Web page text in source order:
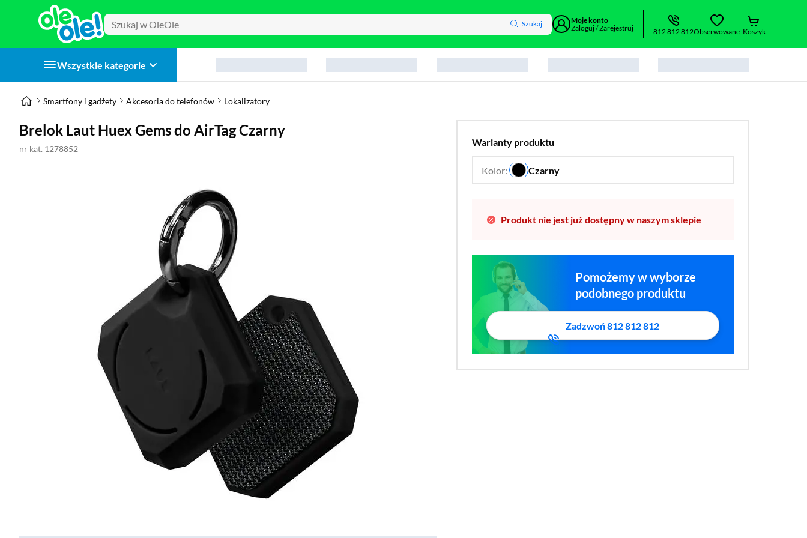
Szukaj
Moje konto
Zaloguj / Zarejestruj
812 812 812Obserwowane Koszyk
Wszystkie kategorie
Smartfony i gadżety Akcesoria do telefonów Lokalizatory
Brelok Laut Huex Gems do AirTag Czarny
nr kat. 1278852
Warianty produktu
Kolor: Czarny
…
Produkt nie jest już dostępny w naszym sklepie
Pomożemy w wyborze
podobnego produktu
Zadzwoń 812 812 812